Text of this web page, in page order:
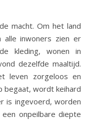
macht. Om het land
inwoners zien er
kleding, wonen in
dezelfde maaltijd.
leven zorgeloos en
begaat, wordt keihard
is ingevoerd, worden
onpeilbare diepte